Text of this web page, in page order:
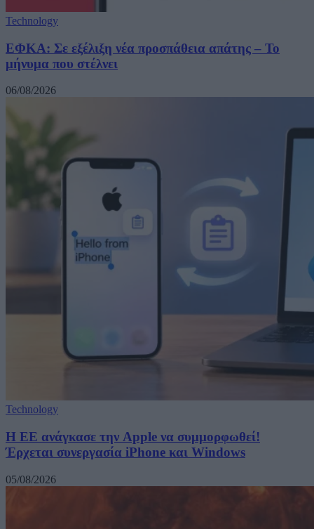
Technology
ΕΦΚΑ: Σε εξέλιξη νέα προσπάθεια απάτης – Το
μήνυμα που στέλνει
06/08/2026
Technology
H ΕΕ ανάγκασε την Apple να συμμορφωθεί!
Έρχεται συνεργασία iPhone και Windows
05/08/2026